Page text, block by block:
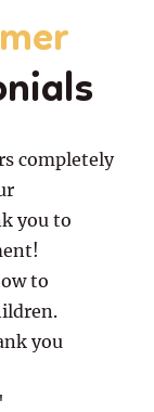
completely
you to
to
you